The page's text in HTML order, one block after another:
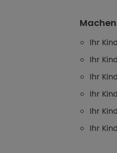
Ihr
Ihr
Ihr
Ihr
Ihr
Ihr